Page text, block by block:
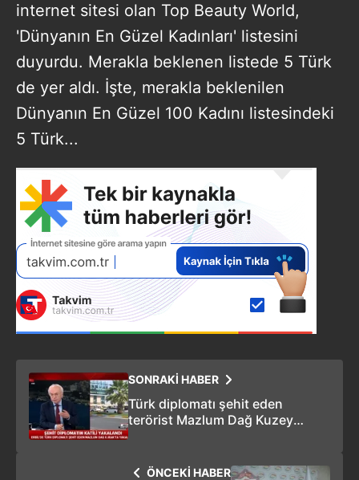
internet sitesi olan Top Beauty World,
'Dünyanın En Güzel Kadınları' listesini
duyurdu. Merakla beklenen listede 5 Türk
de yer aldı. İşte, merakla beklenilen
Dünyanın En Güzel 100 Kadını listesindeki
5 Türk...
SONRAKİ HABER
Türk diplomatı şehit eden
terörist Mazlum Dağ Kuzey
etti?ÖNCEKİ HABER